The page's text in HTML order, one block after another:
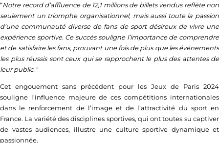
“Notre record d’affluence de 12,1 millions de billets vendus reflète non
seulement un triomphe organisationnel, mais aussi toute la passion
d’une communauté diverse de fans de sport désireux de vivre une
expérience sportive. Ce succès souligne l’importance de comprendre
et de satisfaire les fans, prouvant une fois de plus que les événements
les plus réussis sont ceux qui se rapprochent le plus des attentes de
leur public. “
Cet engouement sans précédent pour les Jeux de Paris 2024
souligne l’influence majeure de ces compétitions internationales
dans le renforcement de l’image et de l’attractivité du sport en
France. La variété des disciplines sportives, qui ont toutes su captiver
de vastes audiences, illustre une culture sportive dynamique et
passionnée.